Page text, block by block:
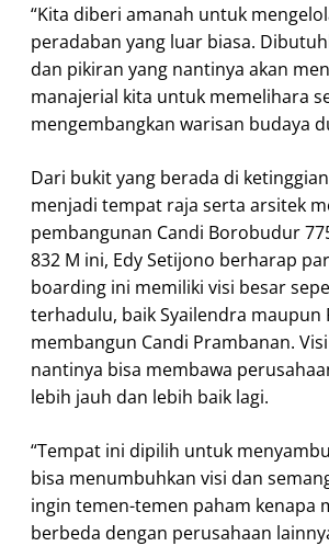
“Kita diberi amanah untuk
peradaban yang luar biasa.
dan pikiran yang nantinya akan
manajerial kita untuk memelihara
mengembangkan warisan budaya
Dari bukit yang berada di
menjadi tempat raja serta arsitek
pembangunan Candi Borobudur
832 M ini, Edy Setijono berharap
boarding ini memiliki visi besar
terhadulu, baik Syailendra maupun
membangun Candi Prambanan.
nantinya bisa membawa
lebih jauh dan lebih baik lagi.
“Tempat ini dipilih untuk
bisa menumbuhkan visi dan
ingin temen-temen paham kenapa
berbeda dengan perusahaan